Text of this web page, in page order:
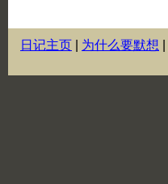
日记主页 为什么要默想